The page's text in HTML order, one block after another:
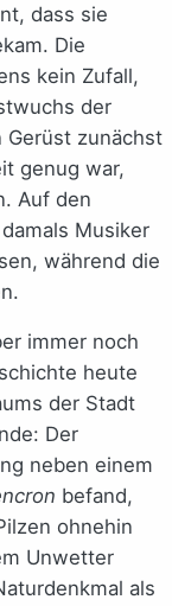
dass sie
Die
kein Zufall,
der
Gerüst zunächst
genug war,
Auf den
Musiker
während die
immer noch
heute
der Stadt
Der
neben einem
befand,
ohnehin
Unwetter
als